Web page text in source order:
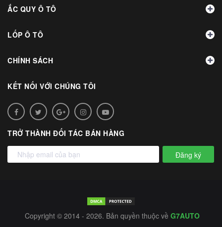
ẮC QUY Ô TÔ
LỐP Ô TÔ
CHÍNH SÁCH
KẾT NỐI VỚI CHÚNG TÔI
TRỞ THÀNH ĐỐI TÁC BÁN HÀNG
Đăng ký
Copyright © 2014 - 2026. Bản quyền thuộc về G7AUTO